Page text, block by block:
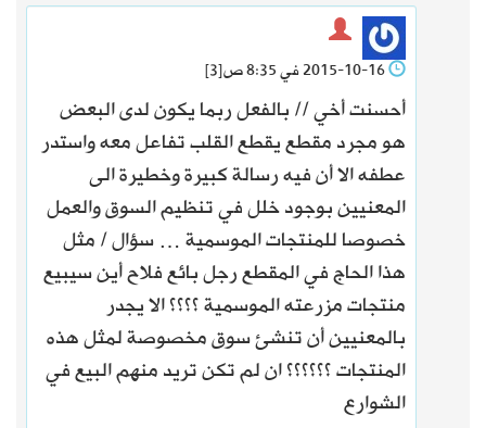
[3]
أحسنت أخي // بالفعل ربما يكون لدى البعض
هو مجرد مقطع يقطع القلب تفاعل معه واستدر
عطفه الا أن فيه رسالة كبيرة وخطيرة الى
المعنيين بوجود خلل في تنظيم السوق والعمل
خصوصا للمنتجات الموسمية … سؤال / مثل
هذا الحاج في المقطع رجل بائع فلاح أين سيبيع
منتجات مزرعته الموسمية ؟؟؟؟ الا يجدر
بالمعنيين أن تنشئ سوق مخصوصة لمثل هذه
المنتجات ؟؟؟؟؟؟ ان لم تكن تريد منهم البيع في
الشوارع